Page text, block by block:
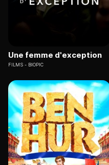
Une femme d'exception
FILMS BIOPIC